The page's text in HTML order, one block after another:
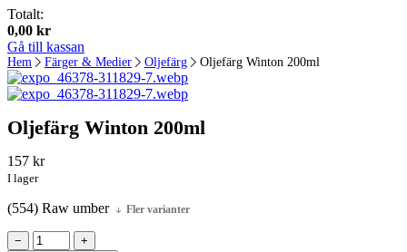
Totalt:
0,00 kr
Gå till kassan
Hem Färger & Medier Oljefärg Oljefärg Winton 200ml
Oljefärg Winton 200ml
157 kr
I lager
(554) Raw umber Fler varianter
−
+